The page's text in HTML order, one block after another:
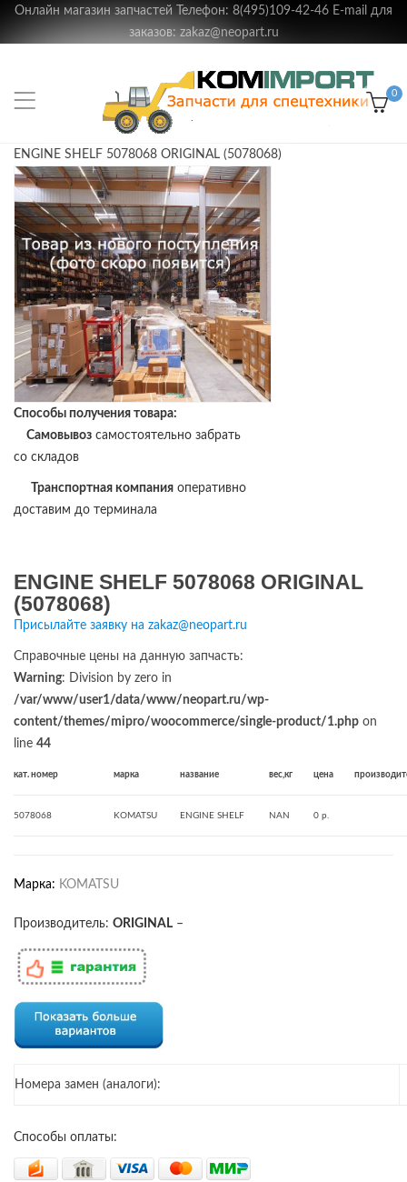
Онлайн магазин запчастей Телефон: 8(495)109-42-46 E-mail для
заказов: zakaz@neopart.ru
0
ENGINE SHELF 5078068 ORIGINAL (5078068)
Способы получения товара:
Самовывоз самостоятельно забрать
со складов
Транспортная компания оперативно
доставим до терминала
ENGINE SHELF 5078068 ORIGINAL
(5078068)
Присылайте заявку на zakaz@neopart.ru
Справочные цены на данную запчасть:
Warning: Division by zero in
/var/www/user1/data/www/neopart.ru/wp-
content/themes/mipro/woocommerce/single-product/1.php on
line 44
кат. номер марка название вес,кг цена
5078068 KOMATSU ENGINE SHELF NAN 0 р.
Марка: KOMATSU
Производитель: ORIGINAL –
Номера замен (аналоги):
Способы оплаты: